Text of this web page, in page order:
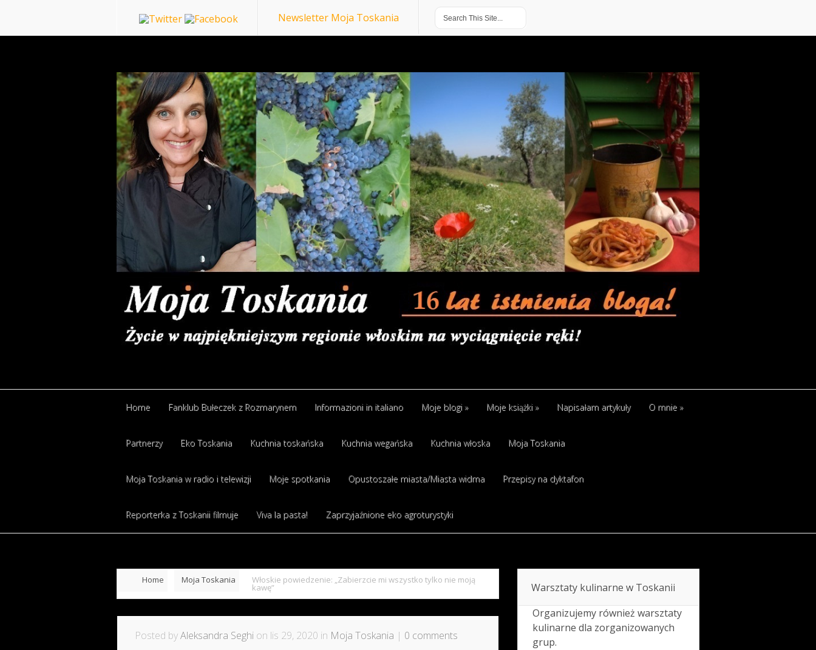
Newsletter Moja Toskania
Home Fanklub Bułeczek z Rozmarynem Informazioni in italiano Moje blogi » Moje książki » Napisałam artykuły O mnie »
Partnerzy Eko Toskania Kuchnia toskańska Kuchnia wegańska Kuchnia włoska Moja Toskania
Moja Toskania w radio i telewizji Moje spotkania Opustoszałe miasta/Miasta widma Przepisy na dyktafon
Reporterka z Toskanii filmuje Viva la pasta! Zaprzyjaźnione eko agroturystyki
Home Moja Toskania Włoskie powiedzenie: „Zabierzcie mi wszystko tylko nie moją
kawę”
Posted byAleksandra Seghi on lis 29, 2020 in Moja Toskania | 0 comments
Warsztaty kulinarne w Toskanii
Organizujemy również warsztaty
kulinarne dla zorganizowanych
grup.